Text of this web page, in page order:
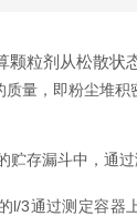
剂从松散状
量，即粉尘堆积
漏斗中，通过
通过测定容器